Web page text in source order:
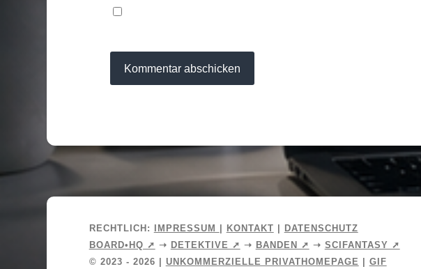
RECHTLICH: IMPRESSUM | KONTAKT | DATENSCHUTZ
BOARD•HQ ➚ ➝ DETEKTIVE ➚ ➝ BANDEN ➚ ➝ SCIFANTASY ➚
© 2023 - 2026 | UNKOMMERZIELLE PRIVATHOMEPAGE | GIF